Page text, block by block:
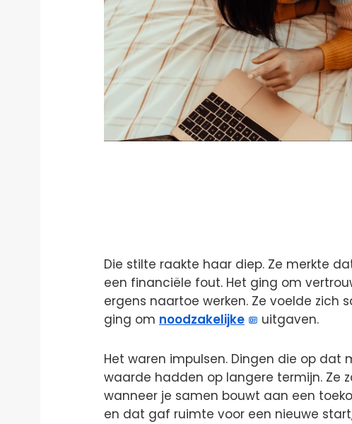
Die stilte raakte haar diep. Ze merkte
een financiële fout. Het ging om
ergens naartoe werken. Ze voelde
ging om noodzakelijke uitgaven.
Het waren impulsen. Dingen die op dat
waarde hadden op langere termijn. Ze
wanneer je samen bouwt aan een
en dat gaf ruimte voor een nieuwe